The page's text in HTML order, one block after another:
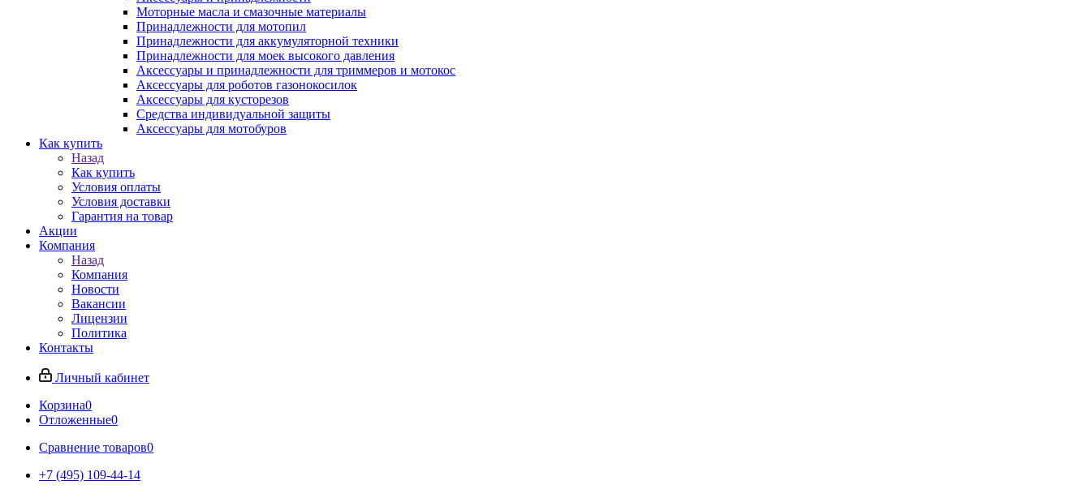
Моторные масла и смазочные материалы
Принадлежности для мотопил
Принадлежности для аккумуляторной техники
Принадлежности для моек высокого давления
Аксессуары и принадлежности для триммеров и мотокос
Аксессуары для роботов газонокосилок
Аксессуары для кусторезов
Средства индивидуальной защиты
Аксессуары для мотобуров
Как купить
Назад
Как купить
Условия оплаты
Условия доставки
Гарантия на товар
Акции
Компания
Назад
Компания
Новости
Вакансии
Лицензии
Политика
Контакты
Личный кабинет
Корзина0
Отложенные0
Сравнение товаров0
+7 (495) 109-44-14